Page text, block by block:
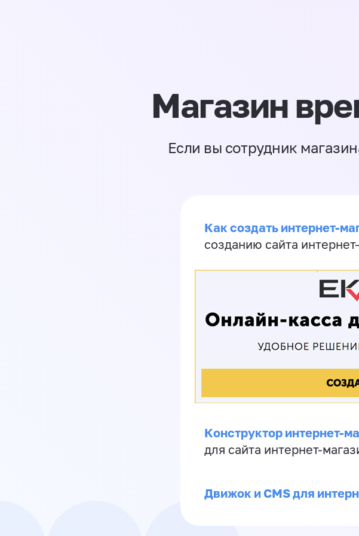
Магазин
Если вы сотрудник
Как создать интернет-
созданию сайта
Конструктор интернет-
для сайта интернет-
Движок и CMS для